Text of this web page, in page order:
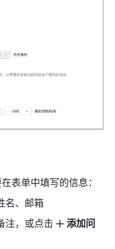
表单中填写的信息：
名、邮箱
注，或点击
添加问